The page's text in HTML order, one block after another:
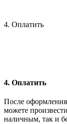
4. Оплатить
4. Оплатить
После оформления
можете
наличным, так и